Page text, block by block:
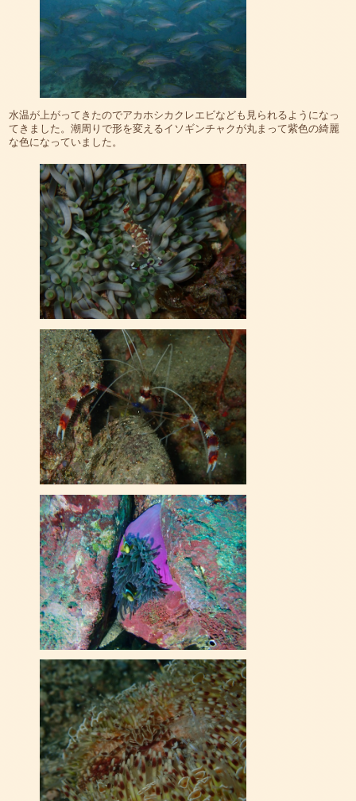
水温が上がってきたのでアカホシカクレエビなども見られるようになっ
てきました。潮周りで形を変えるイソギンチャクが丸まって紫色の綺麗
な色になっていました。